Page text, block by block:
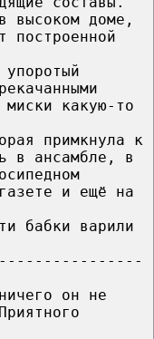
высоком доме,
построенной
какую-то
примкнула к
в ансамбле, в
и ещё на
бабки варили
он не